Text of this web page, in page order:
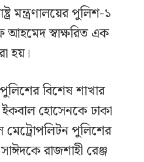
মন্ত্রণালয়ের পুলিশ-১
স্বাক্ষরিত এক
হয়।
বিশেষ শাখার
হোসেনকে ঢাকা
মেট্রোপলিটন পুলিশের
রাজশাহী রেঞ্জ